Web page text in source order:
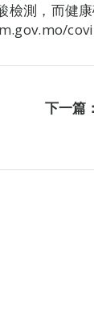
檢測，而健
下一篇：